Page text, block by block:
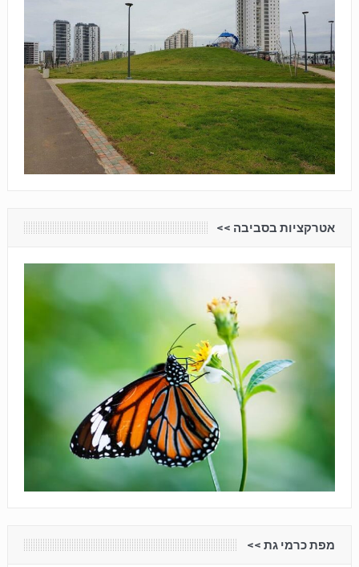
אטרקציות בסביבה <<
מפת כרמי גת <<